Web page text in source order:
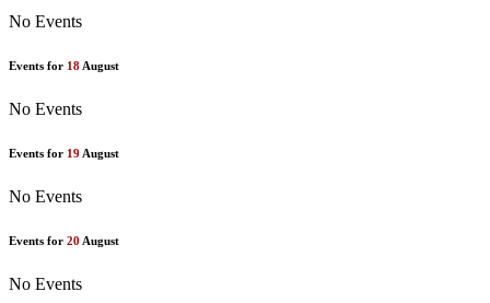
No Events
Events for 18 August
No Events
Events for 19 August
No Events
Events for 20 August
No Events